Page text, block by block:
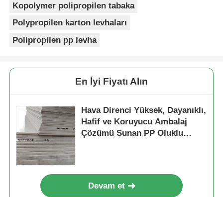
Kopolymer polipropilen tabaka
Polypropilen karton levhaları
Polipropilen pp levha
En İyi Fiyatı Alın
Hava Direnci Yüksek, Dayanıklı,
Hafif ve Koruyucu Ambalaj
Çözümü Sunan PP Oluklu
Devam et